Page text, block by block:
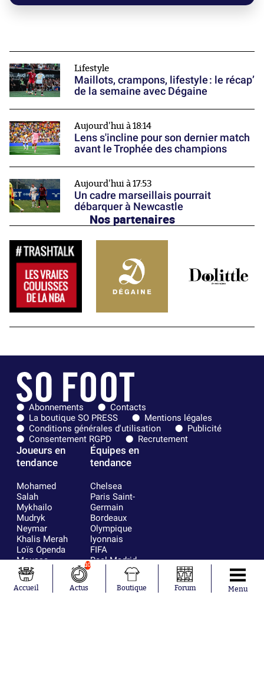
Lifestyle
Maillots, crampons, lifestyle : le récap’
de la semaine avec Dégaine
Aujourd'hui à 18:14
Lens s'incline pour son dernier match
avant le Trophée des champions
Aujourd'hui à 17:53
Un cadre marseillais pourrait
débarquer à Newcastle
Nos partenaires
Abonnements
Contacts
La boutique SO PRESS
Mentions légales
Conditions générales d'utilisation
Publicité
Consentement RGPD
Recrutement
Joueurs en
tendance
Mohamed
Salah
Mykhailo
Mudryk
Neymar
Khalis Merah
Loïs Openda
Moussa
Niakhaté
Nicolás
Tagliafico
Équipes en
tendance
Chelsea
Paris Saint-
Germain
Bordeaux
Olympique
lyonnais
FIFA
Real Madrid
RC Strasbourg
France
Accueil
10
Actus Boutique Forum Menu